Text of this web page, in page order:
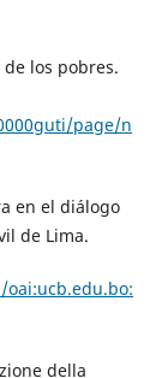
de los pobres.
page/n
en el diálogo
de Lima.
della